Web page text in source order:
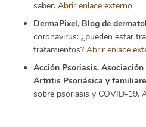
saber. Abrir enlace externo
DermaPixel, Blog de
coronavirus: ¿pueden estar
tratamientos? Abrir enlace
Acción Psoriasis.
Artritis Psoriásica y
sobre psoriasis y COVID-19.